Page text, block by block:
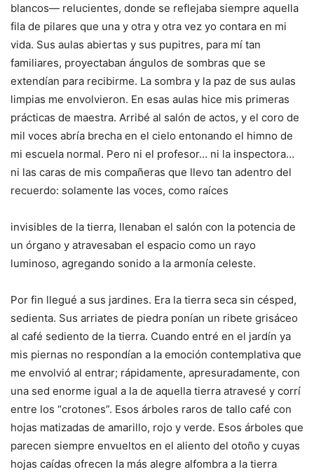
blancos— relucientes, donde se reflejaba siempre aquella
fila de pilares que una y otra y otra vez yo contara en mi
vida. Sus aulas abiertas y sus pupitres, para mí tan
familiares, proyectaban ángulos de sombras que se
extendían para recibirme. La sombra y la paz de sus aulas
limpias me envolvieron. En esas aulas hice mis primeras
prácticas de maestra. Arribé al salón de actos, y el coro de
mil voces abría brecha en el cielo entonando el himno de
mi escuela normal. Pero ni el profesor… ni la inspectora…
ni las caras de mis compañeras que llevo tan adentro del
recuerdo: solamente las voces, como raíces
invisibles de la tierra, llenaban el salón con la potencia de
un órgano y atravesaban el espacio como un rayo
luminoso, agregando sonido a la armonía celeste.
Por fin llegué a sus jardines. Era la tierra seca sin césped,
sedienta. Sus arriates de piedra ponían un ribete grisáceo
al café sediento de la tierra. Cuando entré en el jardín ya
mis piernas no respondían a la emoción contemplativa que
me envolvió al entrar; rápidamente, apresuradamente, con
una sed enorme igual a la de aquella tierra atravesé y corrí
entre los “crotones”. Esos árboles raros de tallo café con
hojas matizadas de amarillo, rojo y verde. Esos árboles que
parecen siempre envueltos en el aliento del otoño y cuyas
hojas caídas ofrecen la más alegre alfombra a la tierra